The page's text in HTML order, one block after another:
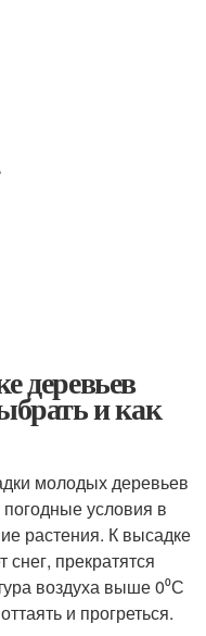
деревьев
и как
молодых деревьев
условия в
растения. К высадке
снег, прекратятся
воздуха выше 0⁰С
и прогреться.